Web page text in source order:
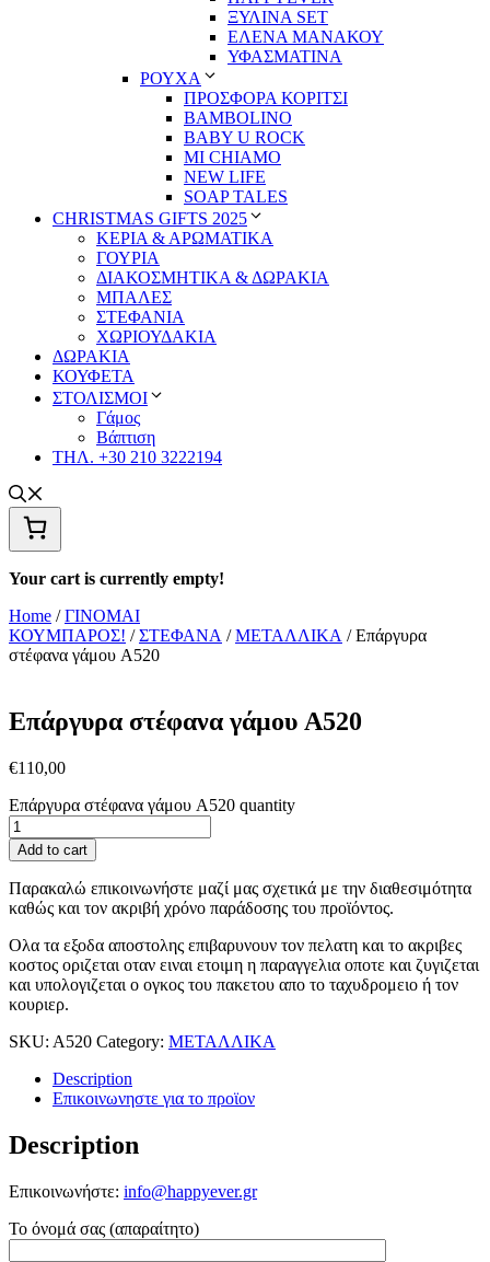
ΞΥΛΙΝΑ SET
ΕΛΕΝΑ ΜΑΝΑΚΟΥ
ΥΦΑΣΜΑΤΙΝΑ
ΡΟΥΧΑ
ΠΡΟΣΦΟΡΑ ΚΟΡΙΤΣΙ
BAMBOLINO
BABY U ROCK
MI CHIAMO
NEW LIFE
SOAP TALES
CHRISTMAS GIFTS 2025
ΚΕΡΙΑ & ΑΡΩΜΑΤΙΚΑ
ΓΟΥΡΙΑ
ΔΙΑΚΟΣΜΗΤΙΚΑ & ΔΩΡΑΚΙΑ
ΜΠΑΛΕΣ
ΣΤΕΦΑΝΙΑ
ΧΩΡΙΟΥΔΑΚΙΑ
ΔΩΡΑΚΙΑ
ΚΟΥΦΕΤΑ
ΣΤΟΛΙΣΜΟΙ
Γάμος
Βάπτιση
ΤΗΛ. +30 210 3222194
Your cart is currently empty!
Home /ΓΙΝΟΜΑΙ
ΚΟΥΜΠΑΡΟΣ! /ΣΤΕΦΑΝΑ /ΜΕΤΑΛΛΙΚΑ / Επάργυρα
στέφανα γάμου A520
Επάργυρα στέφανα γάμου A520
€110,00
Επάργυρα στέφανα γάμου A520 quantity
Add to cart
Παρακαλώ επικοινωνήστε μαζί μας σχετικά με την διαθεσιμότητα
καθώς και τον ακριβή χρόνο παράδοσης του προϊόντος.
Ολα τα εξοδα αποστολης επιβαρυνουν τον πελατη και το ακριβες
κοστος οριζεται οταν ειναι ετοιμη η παραγγελια οποτε και ζυγιζεται
και υπολογιζεται ο ογκος του πακετου απο το ταχυδρομειο ή τον
κουριερ.
SKU: A520 Category: ΜΕΤΑΛΛΙΚΑ
Description
Επικοινωνηστε για το προϊoν
Description
Επικοινωνήστε: info@happyever.gr
Το όνομά σας (απαραίτητο)